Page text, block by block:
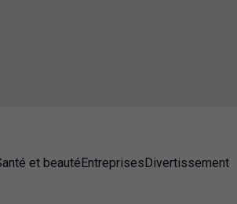
et beautéEntreprisesDivertissement